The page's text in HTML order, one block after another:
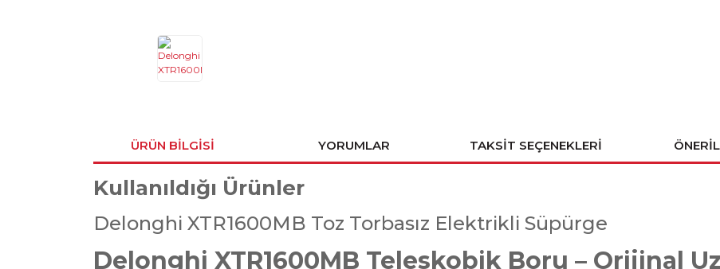
ÜRÜN BILGISI YORUMLAR TAKSIT SEÇENEKLERI
Kullanıldığı Ürünler
Delonghi XTR1600MB Toz Torbasız Elektrikli Süpürge
Delonghi XTR1600MB Teleskobik Boru – Orijinal